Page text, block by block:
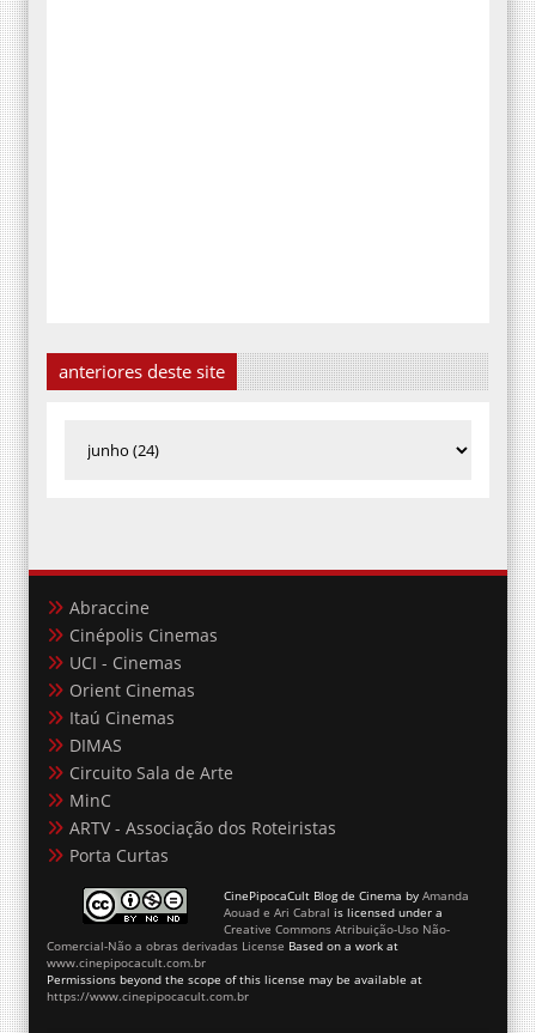
anteriores deste site
Abraccine
Cinépolis Cinemas
UCI - Cinemas
Orient Cinemas
Itaú Cinemas
DIMAS
Circuito Sala de Arte
MinC
ARTV - Associação dos Roteiristas
Porta Curtas
CinePipocaCult Blog de Cinema by Amanda
Aouad e Ari Cabral is licensed under a
Creative Commons Atribuição-Uso Não-
Comercial-Não a obras derivadas License Based on a work at
www.cinepipocacult.com.br
Permissions beyond the scope of this license may be available at
https://www.cinepipocacult.com.br